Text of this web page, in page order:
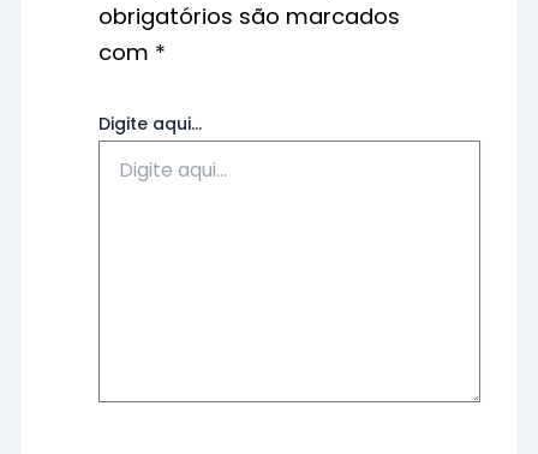
obrigatórios são marcados
com *
Digite aqui...